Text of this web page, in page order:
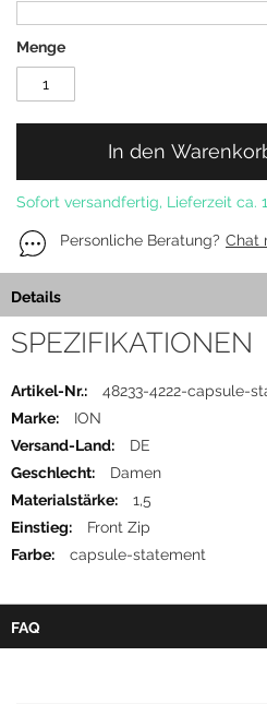
Menge
In den
Sofort versandfertig, Lieferzeit ca.
Personliche Beratung? Chat
Details
SPEZIFIKATIONEN
Mehr
Informationen
48233-4222-capsule-
ION
DE
Damen
1,5
Front Zip
capsule-statement
FAQ